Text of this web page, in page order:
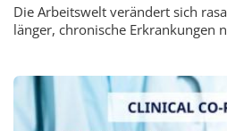
Die Arbeitswelt verändert sich
länger, chronische Erkrankungen